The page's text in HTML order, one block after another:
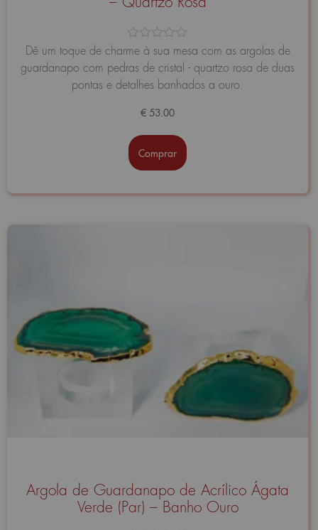
Avaliação
de
5
Dê um toque de charme à sua mesa com as argolas de
guardanapo com pedras de cristal - quartzo rosa de duas
pontas e detalhes banhados a ouro.
€ 53.00
Comprar
Argola de Guardanapo de Acrílico Ágata
Verde (Par) – Banho Ouro